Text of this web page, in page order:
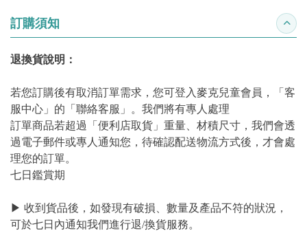
訂購須知 收合
退換貨說明：
若您訂購後有取消訂單需求，您可登入麥克兒童會員，「客
服中心」的「聯絡客服」。我們將有專人處理
訂單商品若超過「便利店取貨」重量、材積尺寸，我們會透
過電子郵件或專人通知您，待確認配送物流方式後，才會處
理您的訂單。
七日鑑賞期
▶ 收到貨品後，如發現有破損、數量及產品不符的狀況，
可於七日內通知我們進行退/換貨服務。